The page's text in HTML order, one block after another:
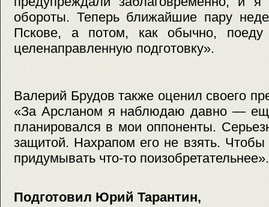
обороты. Теперь ближайшие пару
Пскове, а потом, как обычно,
целенаправленную подготовку».
Валерий Брудов также оценил своего
«За Арсланом я наблюдаю давно —
планировался в мои оппоненты.
защитой. Нахрапом его не взять. Чтобы
придумывать что-то поизобретательнее».
Подготовил Юрий Тарантин,